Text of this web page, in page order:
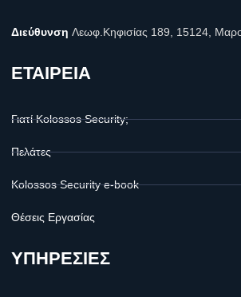
Διεύθυνση Λεωφ.Κηφισίας 189, 15124,
ΕΤΑΙΡΕΙΑ
Γιατί Kolossos Security;
Πελάτες
Kolossos Security e-book
Θέσεις Εργασίας
ΥΠΗΡΕΣΙΕΣ